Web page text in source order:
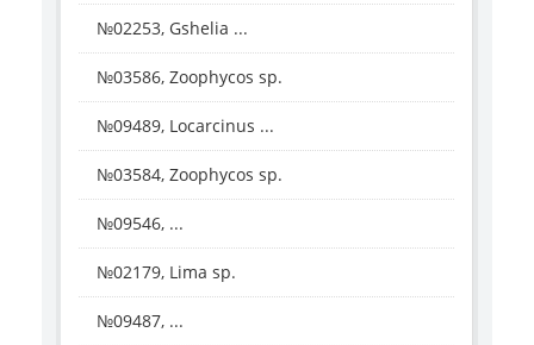
№02253, Gshelia ...
№03586, Zoophycos sp.
№09489, Locarcinus ...
№03584, Zoophycos sp.
№09546, ...
№02179, Lima sp.
№09487, ...